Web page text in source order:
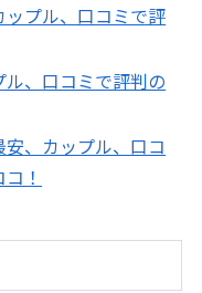
プル、口コミで評
、口コミで評判の
、カップル、口コ
！